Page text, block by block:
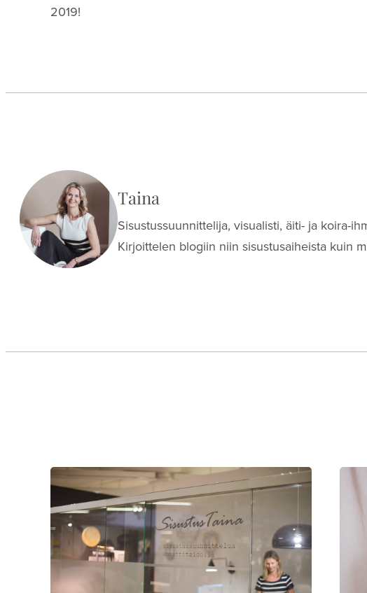
2019!
Taina
Sisustussuunnittelija, visualisti, äiti- ja koira-
Kirjoittelen blogiin niin sisustusaiheista kuin